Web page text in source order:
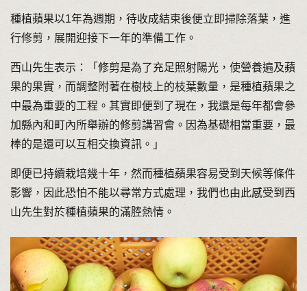
種植蘋果以1年為週期，待收成結束後便立即掃除落葉，進
行修剪，展開迎接下一年的準備工作。
西山先生表示：「修剪是為了充足照射陽光，使營養遍及蘋
果的果實，而調整附著在樹枝上的枝葉數量，是種植蘋果之
中最為重要的工程。其實即便到了現在，我還是每年都會參
加縣內和町內所舉辦的修剪講習會。因為基礎相當重要，最
棒的是還可以互相交換資訊。」
即便已持續栽培幾十年，然而種植蘋果容易受到天候等條件
影響，因此恐怕不能以尋常方式處理，我們也由此感受到西
山先生對於種植蘋果的滿腔熱情。